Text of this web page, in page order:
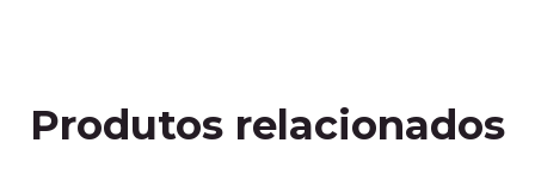
Produtos relacionados